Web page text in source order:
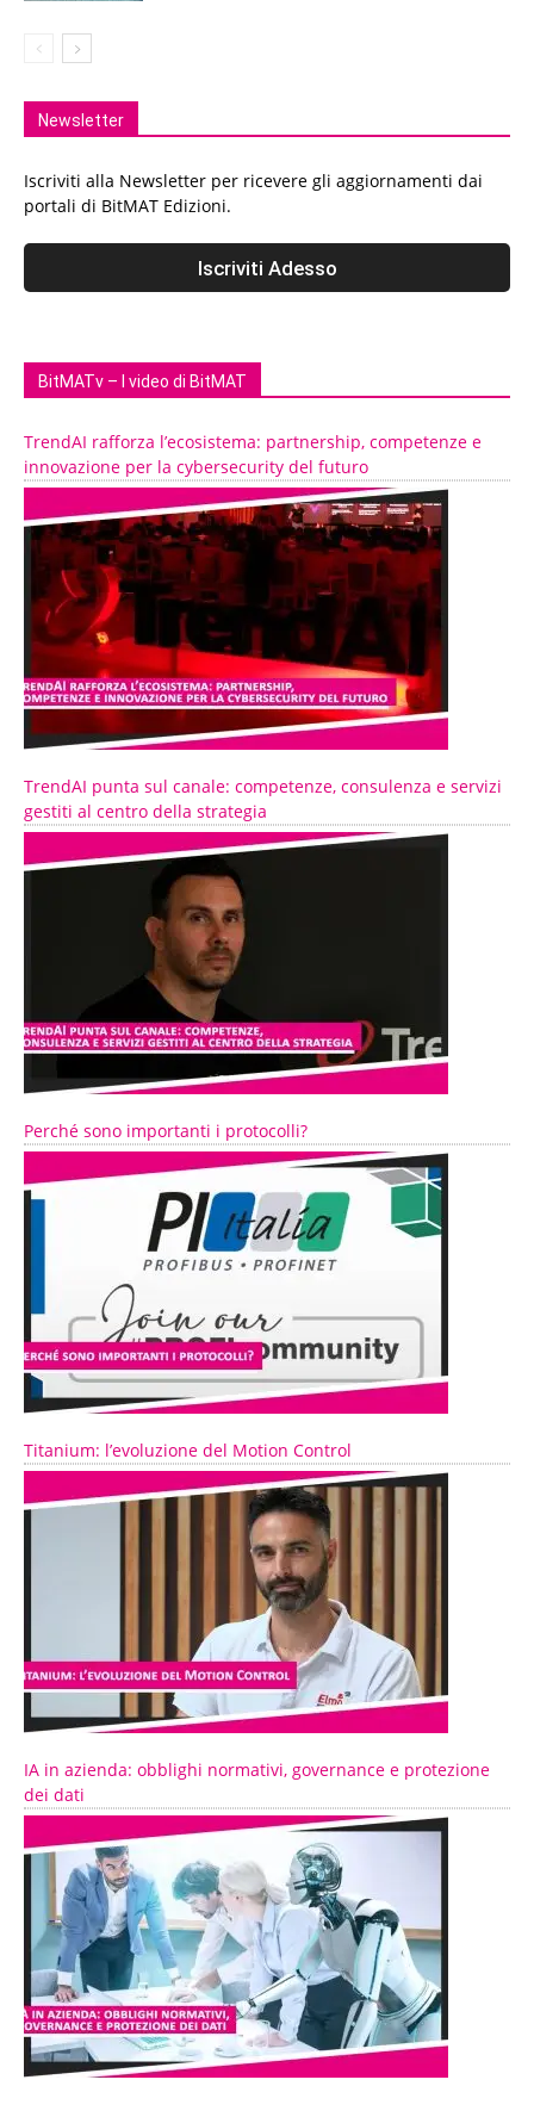
Newsletter
Iscriviti alla Newsletter per ricevere gli aggiornamenti dai
portali di BitMAT Edizioni.
BitMATv – I video di BitMAT
TrendAI rafforza l’ecosistema: partnership, competenze e
innovazione per la cybersecurity del futuro
TrendAI punta sul canale: competenze, consulenza e servizi
gestiti al centro della strategia
Perché sono importanti i protocolli?
Titanium: l’evoluzione del Motion Control
IA in azienda: obblighi normativi, governance e protezione
dei dati